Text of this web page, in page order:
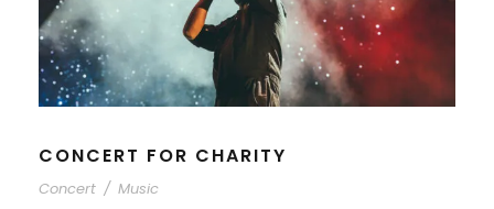
CONCERT FOR CHARITY
Concert / Music